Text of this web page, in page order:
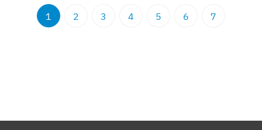
1 2 3 4 5 6 7